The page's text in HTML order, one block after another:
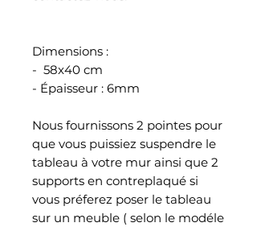
Dimensions :
- 58x40 cm
- Épaisseur : 6mm
Nous fournissons 2 pointes pour
que vous puissiez suspendre le
tableau à votre mur ainsi que 2
supports en contreplaqué si
vous préferez poser le tableau
sur un meuble ( selon le modéle